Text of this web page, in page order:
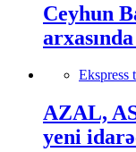
Ceyhun
Ekspress
AZAL,
yeni